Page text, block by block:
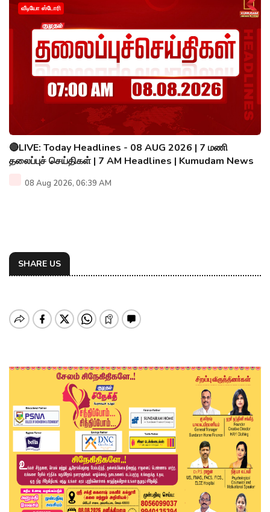
வீடியோ ஸ்டோரி
🔴LIVE: Today Headlines - 08 AUG 2026 | 7 மணி
தலைப்புச் செய்திகள் | 7 AM Headlines | Kumudam News
08 Aug 2026, 06:39 AM
SHARE US